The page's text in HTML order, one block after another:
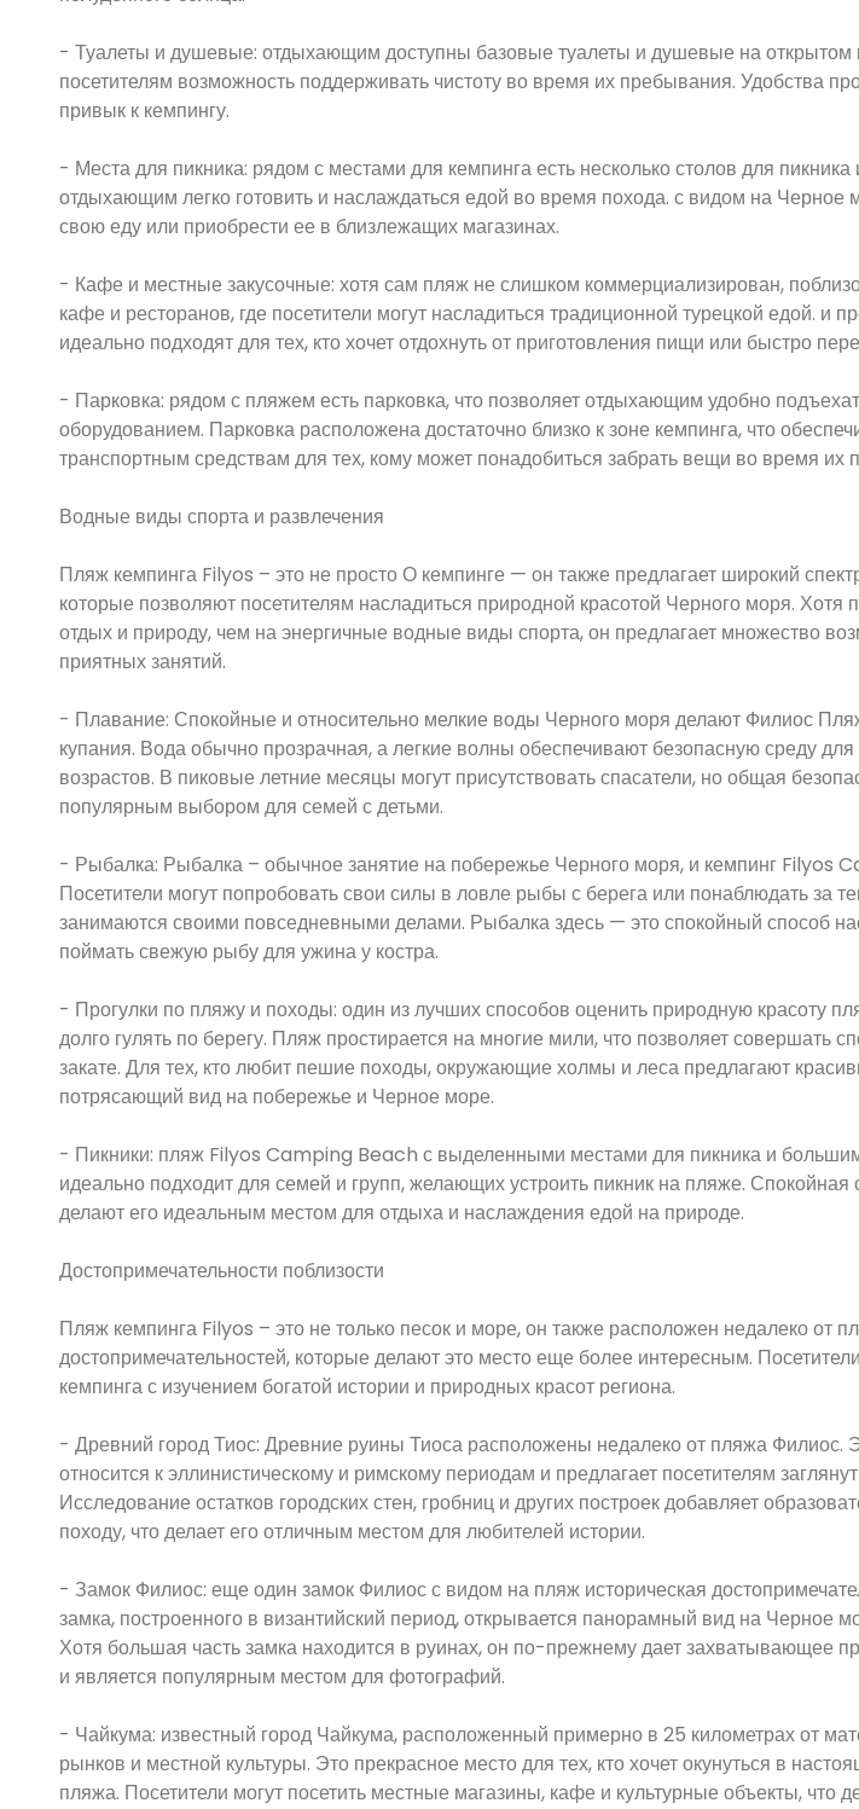
- Туалеты и душевые: отдыхающим доступны базовые туалеты и душевые на открытом
посетителям возможность поддерживать чистоту во время их пребывания. Удобства
привык к кемпингу.
- Места для пикника: рядом с местами для кемпинга есть несколько столов для пикника
отдыхающим легко готовить и наслаждаться едой во время похода. с видом на Черное
свою еду или приобрести ее в близлежащих магазинах.
- Кафе и местные закусочные: хотя сам пляж не слишком коммерциализирован,
кафе и ресторанов, где посетители могут насладиться традиционной турецкой едой. и
идеально подходят для тех, кто хочет отдохнуть от приготовления пищи или быстро
- Парковка: рядом с пляжем есть парковка, что позволяет отдыхающим удобно
оборудованием. Парковка расположена достаточно близко к зоне кемпинга, что
транспортным средствам для тех, кому может понадобиться забрать вещи во время их
Водные виды спорта и развлечения
Пляж кемпинга Filyos – это не просто О кемпинге — он также предлагает широкий
которые позволяют посетителям насладиться природной красотой Черного моря.
отдых и природу, чем на энергичные водные виды спорта, он предлагает множество
приятных занятий.
- Плавание: Спокойные и относительно мелкие воды Черного моря делают Филиос
купания. Вода обычно прозрачная, а легкие волны обеспечивают безопасную среду для
возрастов. В пиковые летние месяцы могут присутствовать спасатели, но общая
популярным выбором для семей с детьми.
- Рыбалка: Рыбалка – обычное занятие на побережье Черного моря, и кемпинг Filyos
Посетители могут попробовать свои силы в ловле рыбы с берега или понаблюдать за
занимаются своими повседневными делами. Рыбалка здесь — это спокойный способ
поймать свежую рыбу для ужина у костра.
- Прогулки по пляжу и походы: один из лучших способов оценить природную красоту
долго гулять по берегу. Пляж простирается на многие мили, что позволяет совершать
закате. Для тех, кто любит пешие походы, окружающие холмы и леса предлагают
потрясающий вид на побережье и Черное море.
- Пикники: пляж Filyos Camping Beach с выделенными местами для пикника и большим
идеально подходит для семей и групп, желающих устроить пикник на пляже. Спокойная
делают его идеальным местом для отдыха и наслаждения едой на природе.
Достопримечательности поблизости
Пляж кемпинга Filyos – это не только песок и море, он также расположен недалеко от
достопримечательностей, которые делают это место еще более интересным.
кемпинга с изучением богатой истории и природных красот региона.
- Древний город Тиос: Древние руины Тиоса расположены недалеко от пляжа Филиос.
относится к эллинистическому и римскому периодам и предлагает посетителям
Исследование остатков городских стен, гробниц и других построек добавляет
походу, что делает его отличным местом для любителей истории.
- Замок Филиос: еще один замок Филиос с видом на пляж историческая
замка, построенного в византийский период, открывается панорамный вид на
Хотя большая часть замка находится в руинах, он по-прежнему дает захватывающее
и является популярным местом для фотографий.
- Чайкума: известный город Чайкума, расположенный примерно в 25 километрах от
рынков и местной культуры. Это прекрасное место для тех, кто хочет окунуться в
пляжа. Посетители могут посетить местные магазины, кафе и культурные объекты, что